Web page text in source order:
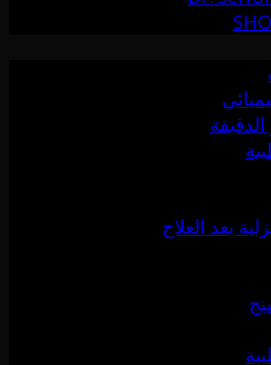
الدقيقة
بعد العلاج